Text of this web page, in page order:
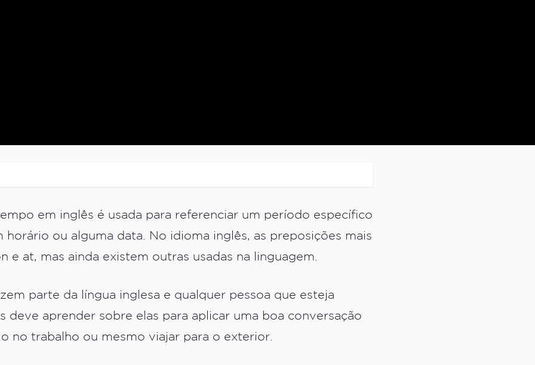
em inglês é usada para referenciar um período específico
horário ou alguma data. No idioma inglês, as preposições mais
e at, mas ainda existem outras usadas na linguagem.
parte da língua inglesa e qualquer pessoa que esteja
deve aprender sobre elas para aplicar uma boa conversação
no trabalho ou mesmo viajar para o exterior.